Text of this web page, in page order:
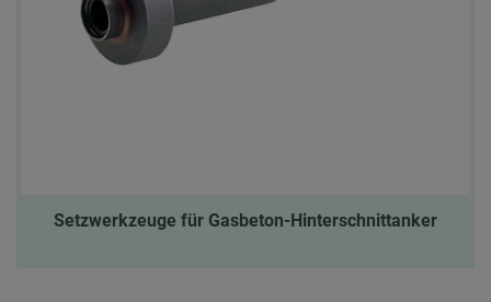
Setzwerkzeuge für Gasbeton-Hinterschnittanker